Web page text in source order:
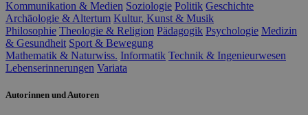
Kommunikation & Medien Soziologie Politik Geschichte
Archäologie & Altertum Kultur, Kunst & Musik
Philosophie Theologie & Religion Pädagogik Psychologie Medizin
& Gesundheit Sport & Bewegung
Mathematik & Naturwiss. Informatik Technik & Ingenieurwesen
Lebenserinnerungen Variata
Autorinnen und Autoren